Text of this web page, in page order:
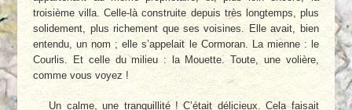
troisième villa. Celle-là construite depuis très longtemps, plus
solidement, plus richement que ses voisines. Elle avait, bien
entendu, un nom ; elle s’appelait le Cormoran. La mienne : le
Courlis. Et celle du milieu : la Mouette. Toute, une volière,
comme vous voyez !
Un calme, une tranquillité ! C’était délicieux. Cela faisait